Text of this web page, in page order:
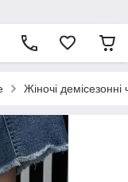
Жіночі демісезонні